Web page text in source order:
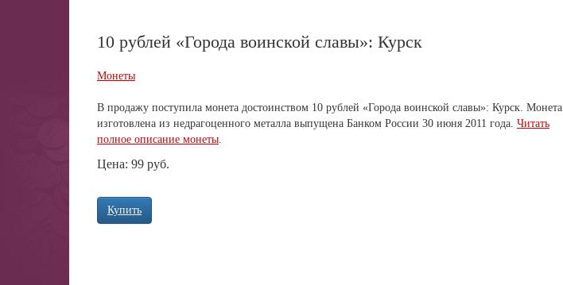
10 рублей «Города воинской славы»: Курск
Монеты
В продажу поступила монета достоинством 10 рублей «Города воинской славы»: Курск. Монета
изготовлена из недрагоценного металла выпущена Банком России 30 июня 2011 года. Читать
полное описание монеты.
Цена: 99 руб.
Купить